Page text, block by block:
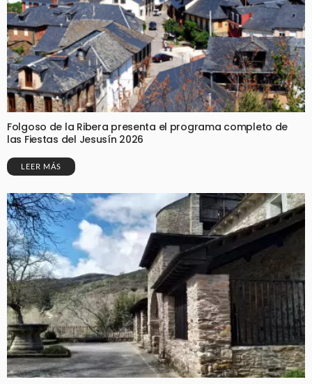
Folgoso de la Ribera presenta el programa completo de
las Fiestas del Jesusín 2026
LEER MÁS